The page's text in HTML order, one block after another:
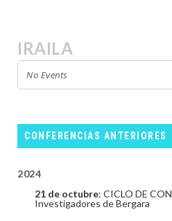
IRAILA
No Events
CONFERENCIAS ANTERIORES
2024
21 de octubre: CICLO DE
Investigadores de Bergara